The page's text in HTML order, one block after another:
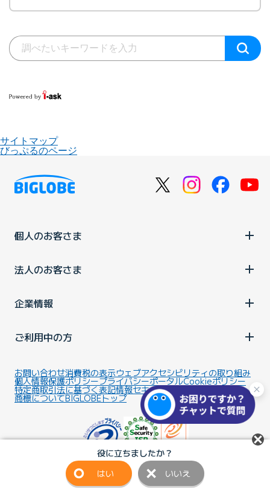
役に立ちましたか？
はい
いいえ
サイトマップ
びっぷるのページ
個人のお客さま
法人のお客さま
企業情報
ご利用中の方
お問い合わせ消費税の表示ウェブアクセシビリティの取り組み
個人情報保護ポリシープライバシーポータルCookieポリシー
特定商取引法に基づく表記情報セキュリティ基本方針
商標についてBIGLOBEトップ
Copyright ©BIGLOBE Inc. 2026. All rights reserved.